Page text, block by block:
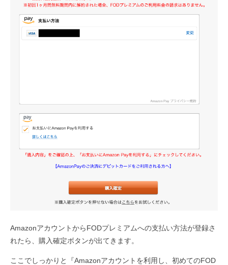
AmazonアカウントからFODプレミアムへの支払い方法が登録さ
れたら、購入確定ボタンが出てきます。
ここでしっかりと『Amazonアカウントを利用し、初めてのFOD